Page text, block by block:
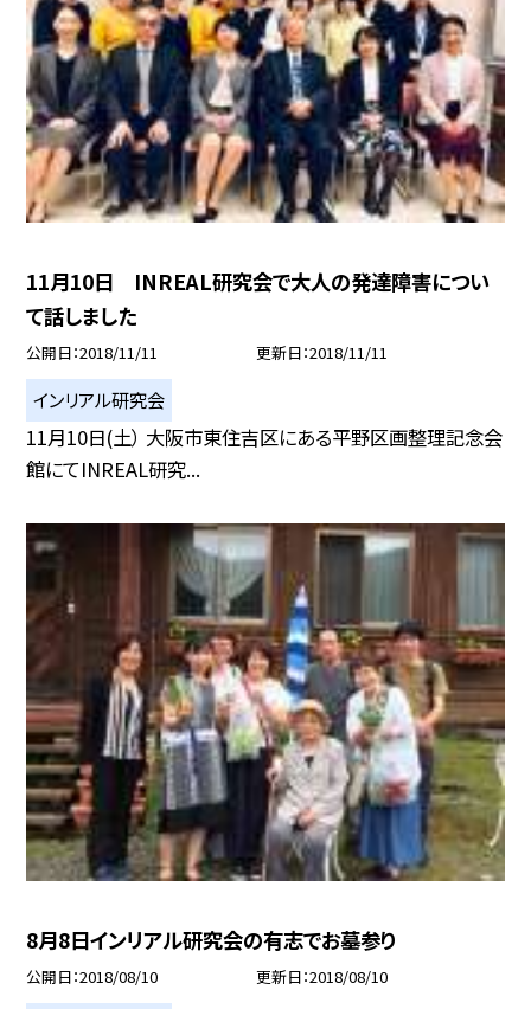
11月10日 INREAL研究会で大人の発達障害につい
て話しました
公開日 2018/11/11 更新日 2018/11/11
インリアル研究会
11月10日(土） 大阪市東住吉区にある平野区画整理記念会
館にてINREAL研究...
8月8日インリアル研究会の有志でお墓参り
公開日 2018/08/10 更新日 2018/08/10